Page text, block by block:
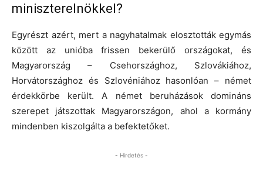
miniszterelnökkel?
Egyrészt azért, mert a nagyhatalmak elosztották egymás
között az unióba frissen bekerülő országokat, és
Magyarország – Csehországhoz, Szlovákiához,
Horvátországhoz és Szlovéniához hasonlóan – német
érdekkörbe került. A német beruházások domináns
szerepet játszottak Magyarországon, ahol a kormány
mindenben kiszolgálta a befektetőket.
- Hirdetés -